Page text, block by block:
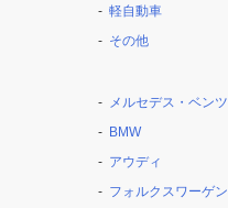
軽自動車
その他
メルセデス・ベンツ
BMW
アウディ
フォルクスワーゲン